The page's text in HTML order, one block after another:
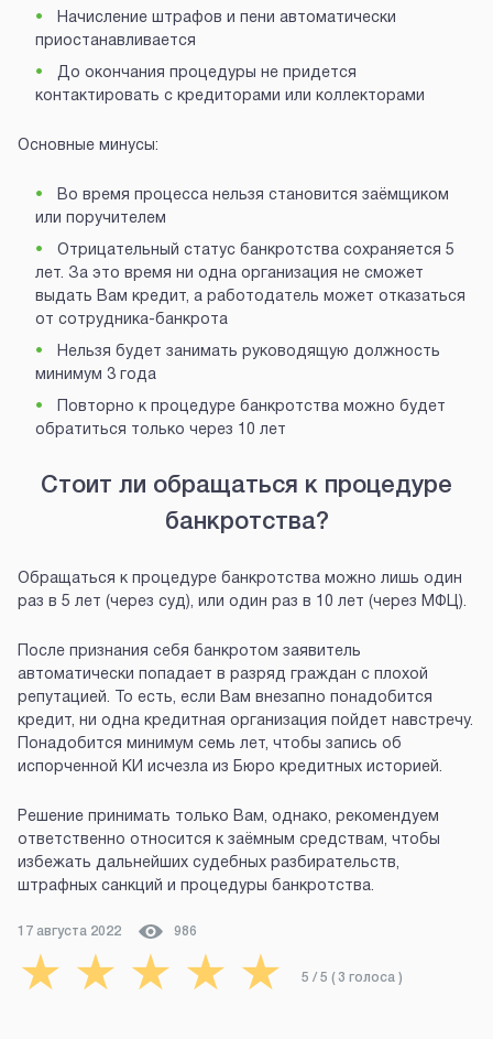
Начисление штрафов и пени автоматически
приостанавливается
До окончания процедуры не придется
контактировать с кредиторами или коллекторами
Основные минусы:
Во время процесса нельзя становится заёмщиком
или поручителем
Отрицательный статус банкротства сохраняется 5
лет. За это время ни одна организация не сможет
выдать Вам кредит, а работодатель может отказаться
от сотрудника-банкрота
Нельзя будет занимать руководящую должность
минимум 3 года
Повторно к процедуре банкротства можно будет
обратиться только через 10 лет
Стоит ли обращаться к процедуре
банкротства?
Обращаться к процедуре банкротства можно лишь один
раз в 5 лет (через суд), или один раз в 10 лет (через МФЦ).
После признания себя банкротом заявитель
автоматически попадает в разряд граждан с плохой
репутацией. То есть, если Вам внезапно понадобится
кредит, ни одна кредитная организация пойдет навстречу.
Понадобится минимум семь лет, чтобы запись об
испорченной КИ исчезла из Бюро кредитных историей.
Решение принимать только Вам, однако, рекомендуем
ответственно относится к заёмным средствам, чтобы
избежать дальнейших судебных разбирательств,
штрафных санкций и процедуры банкротства.
17 августа 2022 986
★ ★ ★ ★ ★ 5 / 5 ( 3 голоса )